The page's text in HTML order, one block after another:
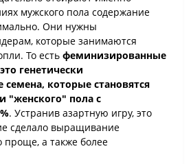
мужского пола содержание
Они нужны
которые занимаются
То есть феминизированные
генетически
которые становятся
"женского" пола с
. Устранив азартную игру, это
сделало выращивание
а также более